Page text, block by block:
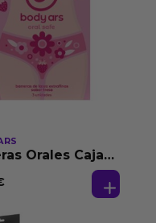
Orales Caja